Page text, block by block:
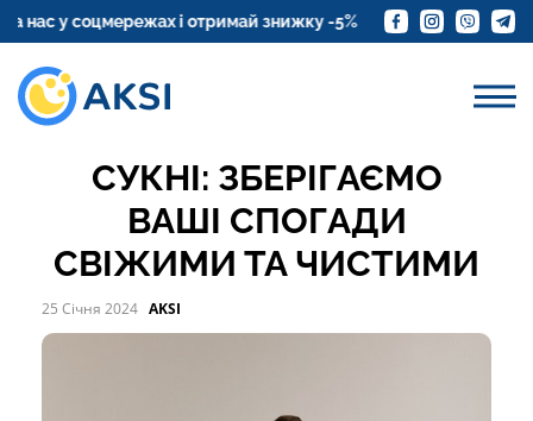
у соцмережах і отримай знижку -5% Замовте
АКВАЧИСТКА ВЕСІЛЬНИХ
СУКОНЬ
АКВАЧИСТКА ВЕСІЛЬНОЇ
СУКНІ: ЗБЕРІГАЄМО
ВАШІ СПОГАДИ
СВІЖИМИ ТА ЧИСТИМИ
25 Січня 2024 AKSI